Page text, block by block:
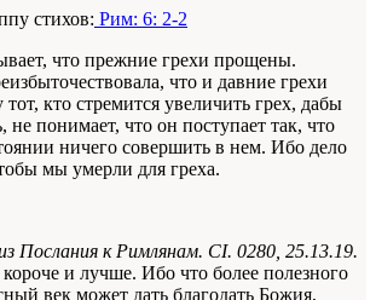
стихов: Рим: 6: 2-2
что прежние грехи прощены.
что и давние грехи
кто стремится увеличить грех, дабы
не понимает, что он поступает так, что
ничего совершить в нем. Ибо дело
мы умерли для греха.
Послания к Римлянам. CI. 0280, 25.13.19.
и лучше. Ибо что более полезного
век может дать благодать Божия,